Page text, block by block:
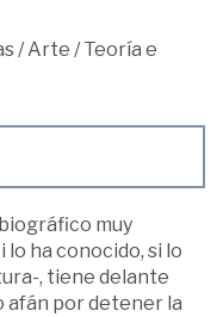
/Arte /Teoría e
muy
ha conocido, si lo
, tiene delante
afán por detener la